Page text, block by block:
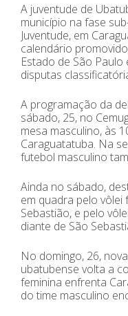
A juventude de
município na fase
Juventude, em
calendário
Estado de São
disputas
A programação da
sábado, 25, no
mesa masculino, às
Caraguatatuba. Na
futebol masculino
Ainda no sábado,
em quadra pelo vôlei
Sebastião, e pelo
diante de São
No domingo, 26,
ubatubense volta a
feminina enfrenta
do time masculino